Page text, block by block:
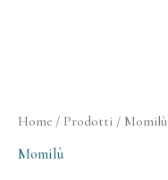
Home / Prodotti / Momilù
Momilù